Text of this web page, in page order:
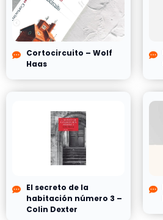
Cortocircuito – Wolf
Haas
El secreto de la
habitación número 3 –
Colin Dexter